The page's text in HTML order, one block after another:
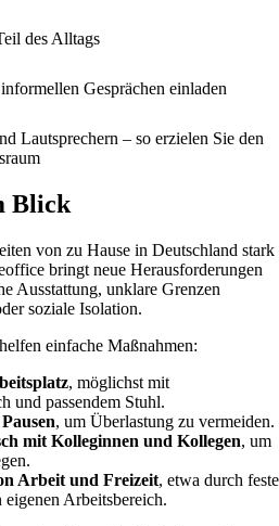
des Alltags
Gesprächen einladen
Lautsprechern – so erzielen Sie den
Blick
von zu Hause in Deutschland stark
bringt neue Herausforderungen
Ausstattung, unklare Grenzen
soziale Isolation.
einfache Maßnahmen:
, möglichst mit
und passendem Stuhl.
, um Überlastung zu vermeiden.
mit Kolleginnen und Kollegen, um
Arbeit und Freizeit, etwa durch feste
Arbeitsbereich.